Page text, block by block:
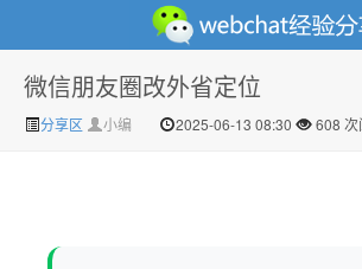
微信经验技巧分享网 - 2人共享实时位
微信朋友圈改外省定位
分享区 小编 2025-06-13 08:30 608 次